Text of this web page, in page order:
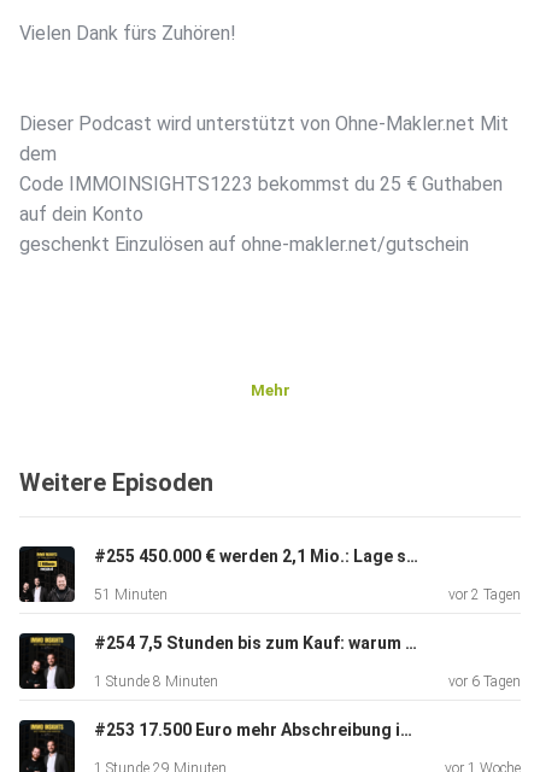
Vielen Dank fürs Zuhören!
Dieser Podcast wird unterstützt von ⁠Ohne-Makler.net⁠ Mit
dem
Code IMMOINSIGHTS1223 bekommst du 25 € Guthaben
auf dein Konto
geschenkt Einzulösen auf ohne-makler.net/gutschein
Podcast-Plattform! Dein Feedback ist uns sehr wichtig
uns, den Podcast kontinuierlich zu verbessern und
interessante
Themen für dich zu finden. ️️️️️
Mehr
Weitere Episoden
#255 450.000 € werden 2,1 Mio.: Lage schlägt Mietrendite | Insights von Daniel Kleinert
51 Minuten vor 2 Tagen
#254 7,5 Stunden bis zum Kauf: warum Vertrauen skaliert | Insights von Alexander Schmid
1 Stunde 8 Minuten vor 6 Tagen
#253 17.500 Euro mehr Abschreibung im Jahr | Insights von Steuerfabi & DIMBEG
1 Stunde 29 Minuten vor 1 Woche